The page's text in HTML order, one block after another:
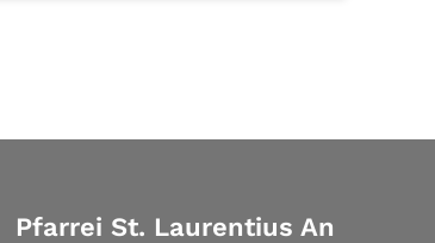
Pfarrei St. Laurentius An